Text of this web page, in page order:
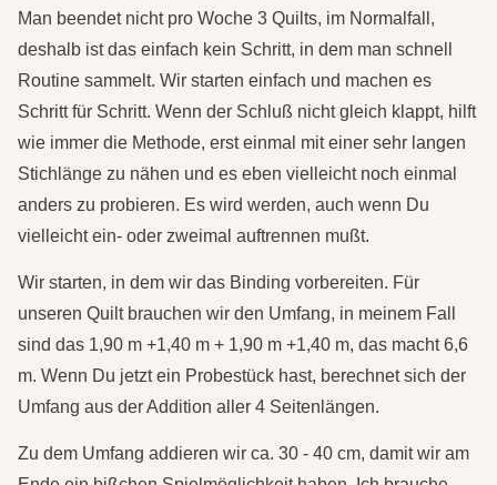
Man beendet nicht pro Woche 3 Quilts, im Normalfall,
deshalb ist das einfach kein Schritt, in dem man schnell
Routine sammelt. Wir starten einfach und machen es
Schritt für Schritt. Wenn der Schluß nicht gleich klappt, hilft
wie immer die Methode, erst einmal mit einer sehr langen
Stichlänge zu nähen und es eben vielleicht noch einmal
anders zu probieren. Es wird werden, auch wenn Du
vielleicht ein- oder zweimal auftrennen mußt.
Wir starten, in dem wir das Binding vorbereiten. Für
unseren Quilt brauchen wir den Umfang, in meinem Fall
sind das 1,90 m +1,40 m + 1,90 m +1,40 m, das macht 6,6
m. Wenn Du jetzt ein Probestück hast, berechnet sich der
Umfang aus der Addition aller 4 Seitenlängen.
Zu dem Umfang addieren wir ca. 30 - 40 cm, damit wir am